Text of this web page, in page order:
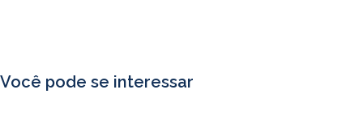
Você pode se interessar